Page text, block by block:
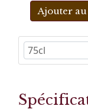
Ajouter